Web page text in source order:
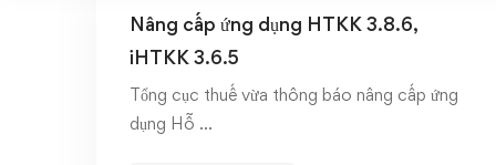
Nâng cấp ứng dụng HTKK 3.8.6,
iHTKK 3.6.5
Tổng cục thuế vừa thông báo nâng cấp ứng
dụng Hỗ …